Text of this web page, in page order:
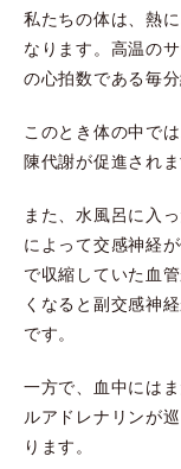
私たちの体は、熱
なります。高温の
の心拍数である毎
このとき体の中で
陳代謝が促進されま
また、水風呂に入
によって交感神経
で収縮していた血
くなると副交感神
です。
一方で、血中には
ルアドレナリンが
ります。